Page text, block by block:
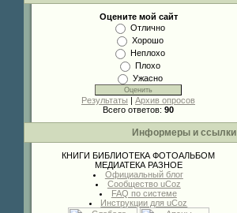
Оцените мой сайт
Отлично
Хорошо
Неплохо
Плохо
Ужасно
Результаты | Архив опросов
Всего ответов: 90
Информеры и ссылки
КНИГИ БИБЛИОТЕКА ФОТОАЛЬБОМ
МЕДИАТЕКА РАЗНОЕ
Официальный блог
Сообщество uCoz
FAQ по системе
Инструкции для uCoz